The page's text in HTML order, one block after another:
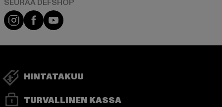
Visit our Instagram page:
Visit our Facebook page:
Visit our YouTube channel:
HINTATAKUU
TURVALLINEN KASSA